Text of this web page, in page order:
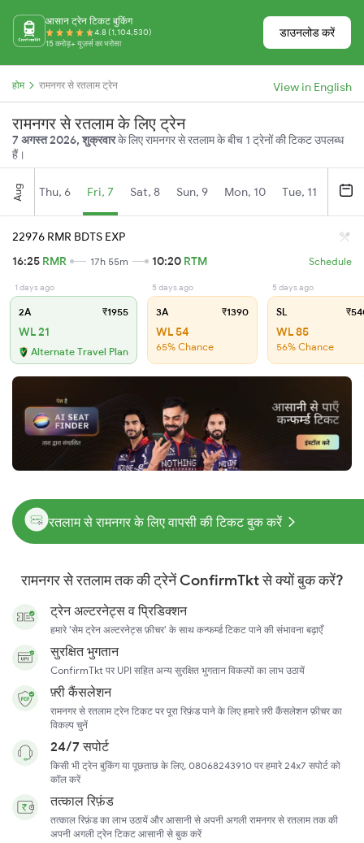
आसान ट्रेन टिकट बुकिंग
4.8 (1,104,530)
15 करोड़+ यूज़र्स का भरोसा
डाउनलोड करें
होम रामनगर से रतलाम ट्रेन View in English
रामनगर से रतलाम के लिए ट्रेन
7 अगस्त 2026, शुक्रवारके लिए रामनगर से रतलाम के बीच 1 ट्रेनों की टिकट उपलब्ध
हैं।
Aug Thu, 6 Fri, 7 Sat, 8 Sun, 9 Mon, 10 Tue, 11
22976 RMR BDTS EXP
16:25 RMR 17h 55m 10:20 RTM Schedule
1 days ago
2A ₹1955
WL 21
Alternate Travel Plan
5 days ago
3A ₹1390
WL 54
65% Chance
5 days ago
SL
WL 85
56% Chance
रतलाम से रामनगर के लिए वापसी की टिकट बुक करें
रामनगर से रतलाम तक की ट्रेनें ConfirmTkt से क्यों बुक करें?
ट्रेन अल्टरनेट्स व प्रिडिक्शन
हमारे 'सेम ट्रेन अल्टरनेट्स फ़ीचर' के साथ कन्फर्म्ड टिकट पाने की संभावना बढ़ाएँ
सुरक्षित भुगतान
ConfirmTkt पर UPI सहित अन्य सुरक्षित भुगतान विकल्पों का लाभ उठायें
फ़्री कैंसलेशन
रामनगर से रतलाम ट्रेन टिकट पर पूरा रिफ़ंड पाने के लिए हमारे फ़्री कैंसलेशन फ़ीचर का
विकल्प चुनें
24/7 सपोर्ट
किसी भी ट्रेन बुकिंग या पूछताछ के लिए, 08068243910 पर हमारे 24x7 सपोर्ट को
कॉल करें
तत्काल रिफ़ंड
तत्काल रिफ़ंड का लाभ उठायें और आसानी से अपनी अगली रामनगर से रतलाम तक की
अपनी अगली ट्रेन टिकट आसानी से बुक करें